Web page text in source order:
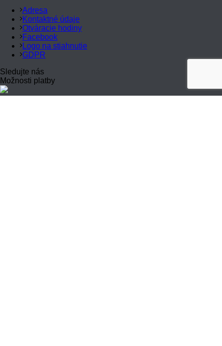
Adresa
Kontaktné údaje
Otváracie hodiny
Facebook
Logo na stiahnutie
GDPR
Sledujte nás
Možnosti platby